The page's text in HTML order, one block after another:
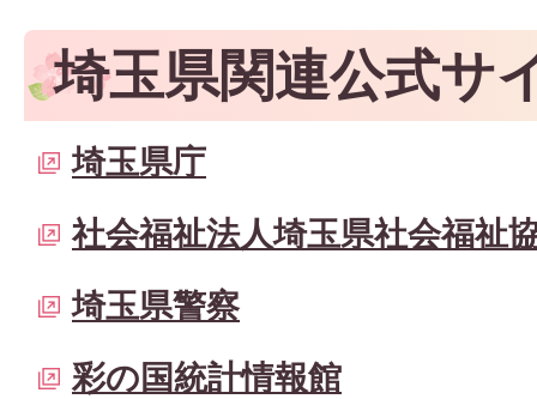
埼玉県関連公式サ
埼玉県庁
社会福祉法人埼玉県社会福祉
埼玉県警察
彩の国統計情報館